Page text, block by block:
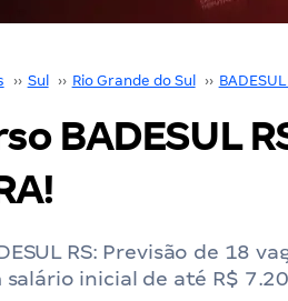
›› Sul ›› Rio Grande do Sul ›› BADESUL
BADESUL
RS: Previsão de 18
inicial de até R$